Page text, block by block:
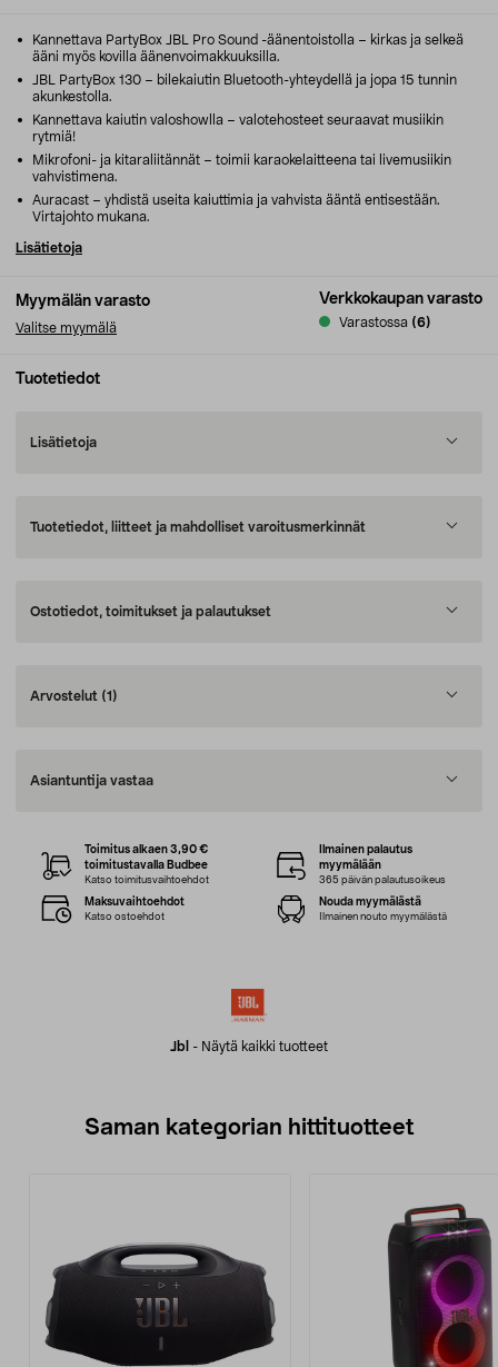
Myymälän varasto
Valitse myymälä
Verkkokaupan varasto
Varastossa (6)
Kannettava PartyBox JBL Pro Sound -äänentoistolla – kirkas ja selkeä
ääni myös kovilla äänenvoimakkuuksilla.
JBL PartyBox 130 – bilekaiutin Bluetooth-yhteydellä ja jopa 15 tunnin
akunkestolla.
Kannettava kaiutin valoshowlla – valotehosteet seuraavat musiikin
rytmiä!
Mikrofoni- ja kitaraliitännät – toimii karaokelaitteena tai livemusiikin
vahvistimena.
Auracast – yhdistä useita kaiuttimia ja vahvista ääntä entisestään.
Virtajohto mukana.
Lisätietoja
Tuotetiedot
Lisätietoja
Tuotetiedot, liitteet ja mahdolliset varoitusmerkinnät
Ostotiedot, toimitukset ja palautukset
Arvostelut (1)
Asiantuntija vastaa
Jbl - Näytä kaikki tuotteet
Toimitus alkaen 3,90 €
toimitustavalla Budbee
Katso toimitusvaihtoehdot
Ilmainen palautus
myymälään
365 päivän palautusoikeus
Maksuvaihtoehdot
Katso ostoehdot
Nouda myymälästä
Ilmainen nouto myymälästä
Saman kategorian hittituotteet